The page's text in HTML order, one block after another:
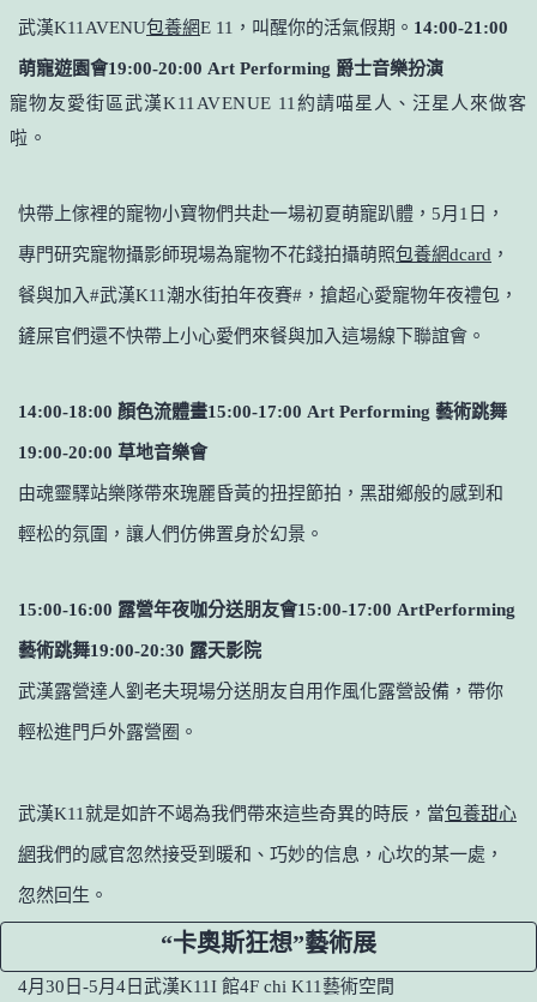
武漢K11 AVENU包養網E 11，叫醒你的活氣假期。 14:00-21:00
萌寵遊園會19:00-20:00 Art Performing 爵士音樂扮演
寵物友愛街區武漢K11 AVENUE 11約請喵星人、汪星人來做客
啦。
快帶上傢裡的寵物小寶物們共赴一場初夏萌寵趴體，5月1日，
專門研究寵物攝影師現場為寵物不花錢拍攝萌照包養網dcard ，
餐與加入#武漢K11潮水街拍年夜賽#，搶超心愛寵物年夜禮包，
鏟屎官們還不快帶上小心愛們來餐與加入這場線下聯誼會。
14:00-18:00 顏色流體畫15:00-17:00 Art Performing 藝術跳舞
19:00-20:00 草地音樂會
由魂靈驛站樂隊帶來瑰麗昏黃的扭捏節拍，黑甜鄉般的感到和
輕松的氛圍，讓人們仿佛置身於幻景。
15:00-16:00 露營年夜咖分送朋友會15:00-17:00 ArtPerforming
藝術跳舞19:00-20:30 露天影院
武漢露營達人劉老夫現場分送朋友自用作風化露營設備，帶你
輕松進門戶外露營圈。
武漢K11就是如許不竭為我們帶來這些奇異的時辰，當包養甜心
網我們的感官忽然接受到暖和、巧妙的信息，心坎的某一處，
忽然回生。
“卡奧斯狂想”藝術展
4月30日-5月4日武漢K11I 館4F chi K11 藝術空間